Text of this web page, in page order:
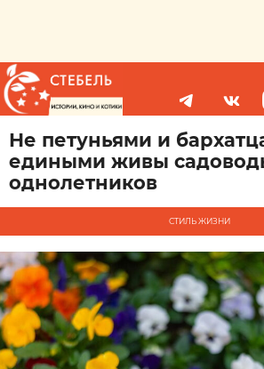
Не петуньями и
едиными живы
однолетников
СТИЛЬ ЖИЗНИ